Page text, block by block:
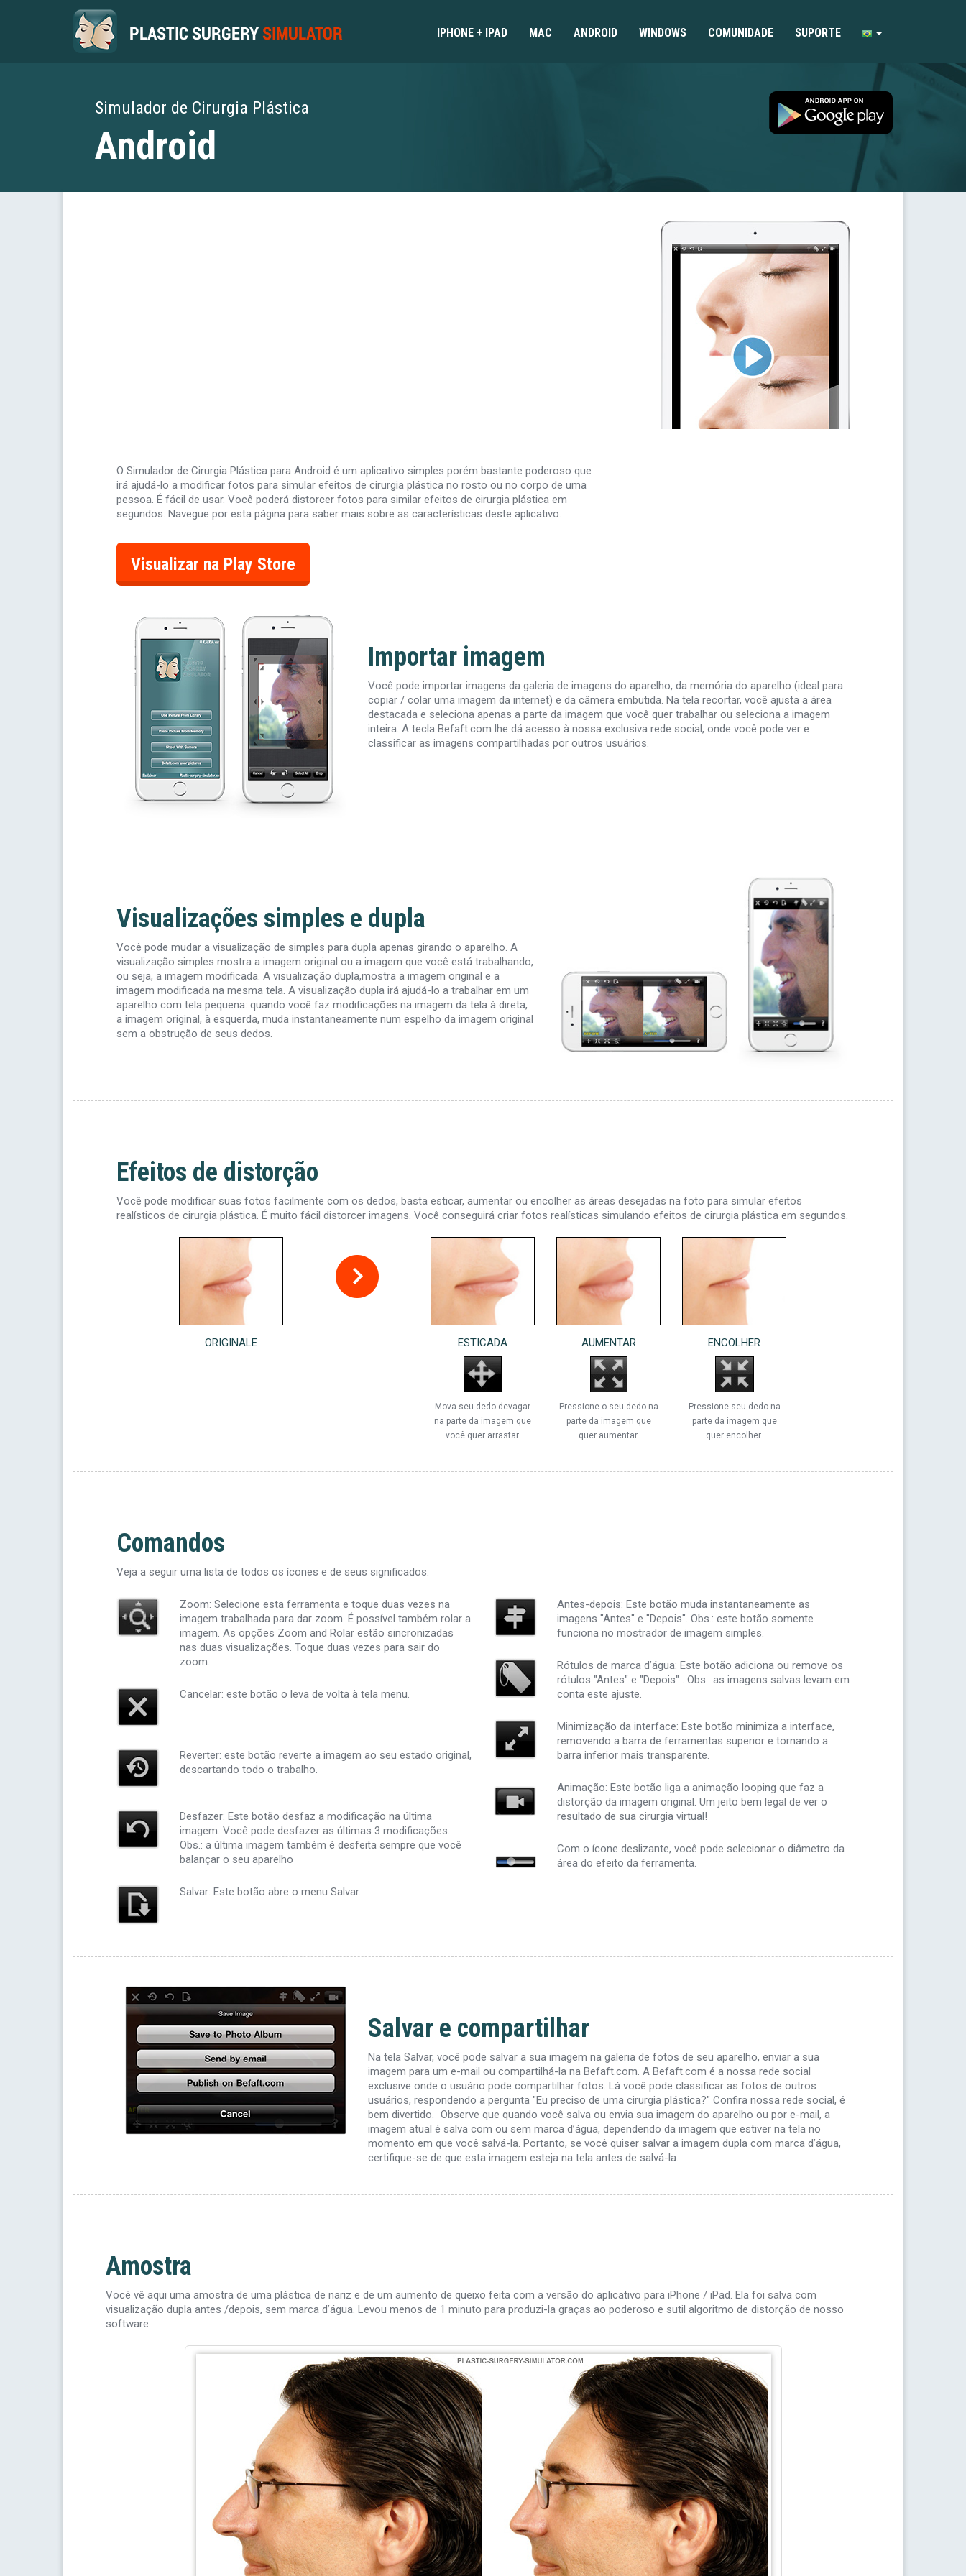
IPHONE + IPAD MAC ANDROID WINDOWS COMUNIDADE SUPORTE
Simulador de Cirurgia Plástica
Android
O Simulador de Cirurgia Plástica para Android é um aplicativo simples porém bastante poderoso que
irá ajudá-lo a modificar fotos para simular efeitos de cirurgia plástica no rosto ou no corpo de uma
pessoa. É fácil de usar. Você poderá distorcer fotos para similar efeitos de cirurgia plástica em
segundos. Navegue por esta página para saber mais sobre as características deste aplicativo.
Visualizar na Play Store
Importar imagem
Você pode importar imagens da galeria de imagens do aparelho, da memória do aparelho (ideal para
copiar / colar uma imagem da internet) e da câmera embutida. Na tela recortar, você ajusta a área
destacada e seleciona apenas a parte da imagem que você quer trabalhar ou seleciona a imagem
inteira. A tecla Befaft.com lhe dá acesso à nossa exclusiva rede social, onde você pode ver e
classificar as imagens compartilhadas por outros usuários.
Visualizações simples e dupla
Você pode mudar a visualização de simples para dupla apenas girando o aparelho. A
visualização simples mostra a imagem original ou a imagem que você está trabalhando,
ou seja, a imagem modificada. A visualização dupla,mostra a imagem original e a
imagem modificada na mesma tela. A visualização dupla irá ajudá-lo a trabalhar em um
aparelho com tela pequena: quando você faz modificações na imagem da tela à direta,
a imagem original, à esquerda, muda instantaneamente num espelho da imagem original
sem a obstrução de seus dedos.
Efeitos de distorção
Você pode modificar suas fotos facilmente com os dedos, basta esticar, aumentar ou encolher as áreas desejadas na foto para simular efeitos
realísticos de cirurgia plástica. É muito fácil distorcer imagens. Você conseguirá criar fotos realísticas simulando efeitos de cirurgia plástica em segundos.
ORIGINALE ESTICADA
Mova seu dedo devagar
na parte da imagem que
você quer arrastar.
AUMENTAR
Pressione o seu dedo na
parte da imagem que
quer aumentar.
ENCOLHER
Pressione seu dedo na
parte da imagem que
quer encolher.
Comandos
Veja a seguir uma lista de todos os ícones e de seus significados.
Zoom: Selecione esta ferramenta e toque duas vezes na
imagem trabalhada para dar zoom. É possível também rolar a
imagem. As opções Zoom and Rolar estão sincronizadas
nas duas visualizações. Toque duas vezes para sair do
zoom.
Cancelar: este botão o leva de volta à tela menu.
Reverter: este botão reverte a imagem ao seu estado original,
descartando todo o trabalho.
Desfazer: Este botão desfaz a modificação na última
imagem. Você pode desfazer as últimas 3 modificações.
Obs.: a última imagem também é desfeita sempre que você
balançar o seu aparelho
Salvar: Este botão abre o menu Salvar.
Antes-depois: Este botão muda instantaneamente as
imagens "Antes" e "Depois". Obs.: este botão somente
funciona no mostrador de imagem simples.
Rótulos de marca d’água: Este botão adiciona ou remove os
rótulos "Antes" e "Depois" . Obs.: as imagens salvas levam em
conta este ajuste.
Minimização da interface: Este botão minimiza a interface,
removendo a barra de ferramentas superior e tornando a
barra inferior mais transparente.
Animação: Este botão liga a animação looping que faz a
distorção da imagem original. Um jeito bem legal de ver o
resultado de sua cirurgia virtual!
Com o ícone deslizante, você pode selecionar o diâmetro da
área do efeito da ferramenta.
Salvar e compartilhar
Na tela Salvar, você pode salvar a sua imagem na galeria de fotos de seu aparelho, enviar a sua
imagem para um e-mail ou compartilhá-la na Befaft.com. A Befaft.com é a nossa rede social
exclusive onde o usuário pode compartilhar fotos. Lá você pode classificar as fotos de outros
usuários, respondendo a pergunta "Eu preciso de uma cirurgia plástica?" Confira nossa rede social, é
bem divertido. Observe que quando você salva ou envia sua imagem do aparelho ou por e-mail, a
imagem atual é salva com ou sem marca d’água, dependendo da imagem que estiver na tela no
momento em que você salvá-la. Portanto, se você quiser salvar a imagem dupla com marca d’água,
certifique-se de que esta imagem esteja na tela antes de salvá-la.
Amostra
Você vê aqui uma amostra de uma plástica de nariz e de um aumento de queixo feita com a versão do aplicativo para iPhone / iPad. Ela foi salva com
visualização dupla antes /depois, sem marca d’água. Levou menos de 1 minuto para produzi-la graças ao poderoso e sutil algoritmo de distorção de nosso
software.